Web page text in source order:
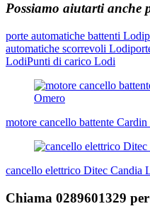
Possiamo aiutarti anche
porte automatiche battenti Lodi
automatiche scorrevoli Lodi
LodiPunti di carico Lodi
Navigazione
articoli
motore cancello battente
cancello elettrico Ditec Candia
Chiama 0289601329 per